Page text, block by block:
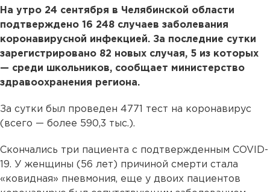
На утро 24 сентября в Челябинской области
подтверждено 16 248 случаев заболевания
коронавирусной инфекцией. За последние сутки
зарегистрировано 82 новых случая, 5 из которых
— среди школьников, сообщает министерство
здравоохранения региона.
За сутки был проведен 4771 тест на коронавирус
(всего — более 590,3 тыс.).
Скончались три пациента с подтвержденным COVID-
19. У женщины (56 лет) причиной смерти стала
«ковидная» пневмония, еще у двоих пациентов